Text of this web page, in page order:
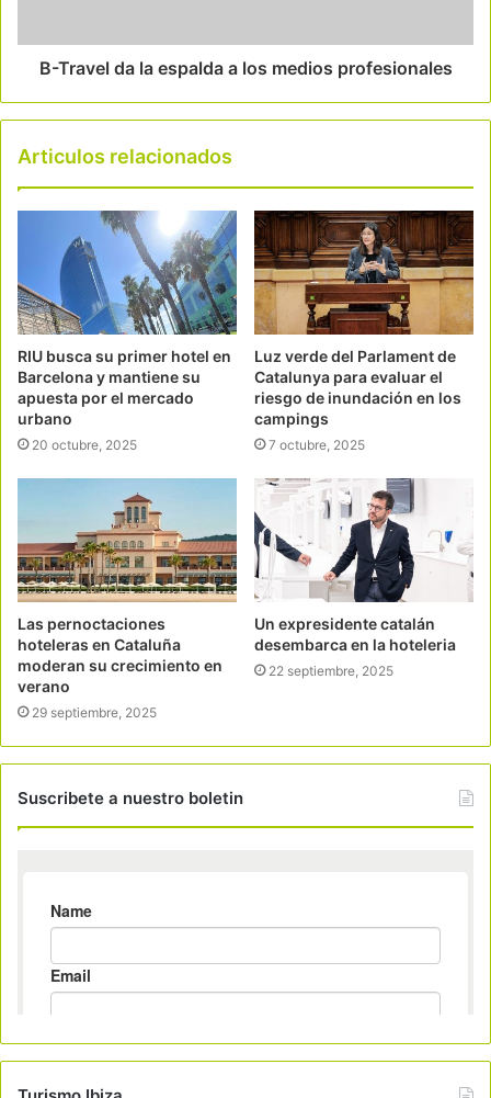
B-Travel da la espalda a los medios profesionales
Articulos relacionados
RIU busca su primer hotel en
Barcelona y mantiene su
apuesta por el mercado
urbano
20 octubre, 2025
Luz verde del Parlament de
Catalunya para evaluar el
riesgo de inundación en los
campings
7 octubre, 2025
Las pernoctaciones
hoteleras en Cataluña
moderan su crecimiento en
verano
29 septiembre, 2025
Un expresidente catalán
desembarca en la hoteleria
22 septiembre, 2025
Suscribete a nuestro boletin